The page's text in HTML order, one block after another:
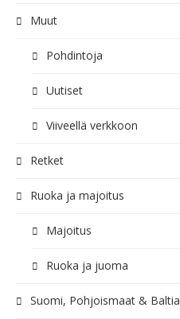
Muut
Pohdintoja
Uutiset
Viiveellä verkkoon
Retket
Ruoka ja majoitus
Majoitus
Ruoka ja juoma
Suomi, Pohjoismaat & Baltia